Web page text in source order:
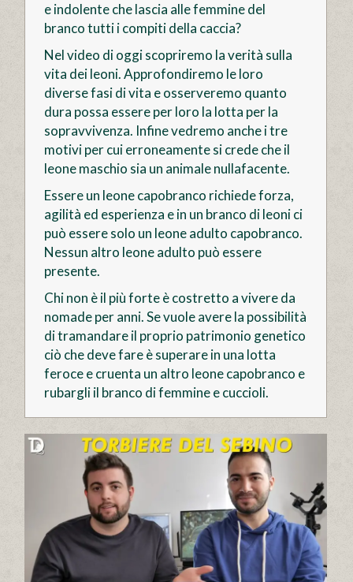
e indolente che lascia alle femmine del
branco tutti i compiti della caccia?
Nel video di oggi scopriremo la verità sulla
vita dei leoni. Approfondiremo le loro
diverse fasi di vita e osserveremo quanto
dura possa essere per loro la lotta per la
sopravvivenza. Infine vedremo anche i tre
motivi per cui erroneamente si crede che il
leone maschio sia un animale nullafacente.
Essere un leone capobranco richiede forza,
agilità ed esperienza e in un branco di leoni ci
può essere solo un leone adulto capobranco.
Nessun altro leone adulto può essere
presente.
Chi non è il più forte è costretto a vivere da
nomade per anni. Se vuole avere la possibilità
di tramandare il proprio patrimonio genetico
ciò che deve fare è superare in una lotta
feroce e cruenta un altro leone capobranco e
rubargli il branco di femmine e cuccioli.